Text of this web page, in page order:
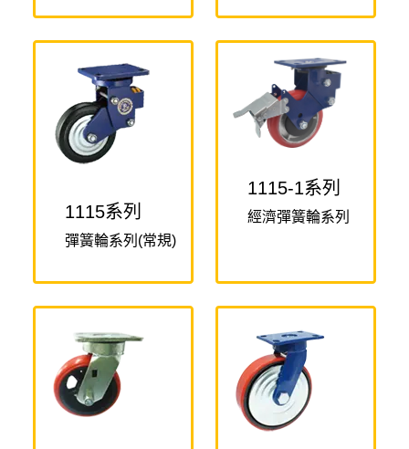
1115系列
彈簧輪系列(常規)
1115-1系列
經濟彈簧輪系列